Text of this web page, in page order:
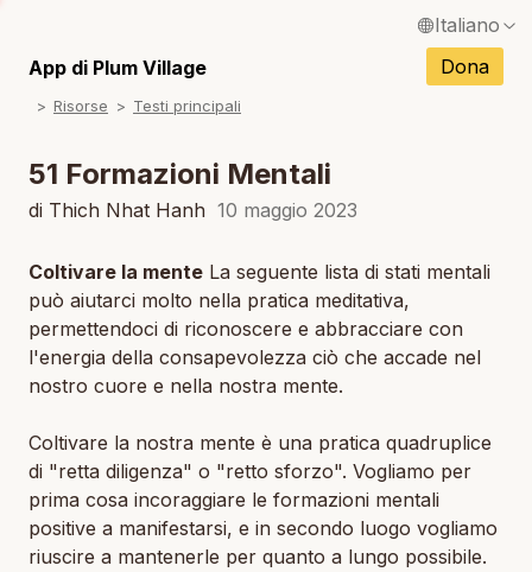
Italiano
Español / Spagnolo
Deutsch / Tedesco
Tiếng Việt / Vietnamita
ภาษาไทย / Tailandese
App di Plum Village Dona
Risorse Testi principali
51 Formazioni Mentali
di Thich Nhat Hanh 10 maggio 2023
Coltivare la mente La seguente lista di stati mentali
può aiutarci molto nella pratica meditativa,
permettendoci di riconoscere e abbracciare con
l'energia della consapevolezza ciò che accade nel
nostro cuore e nella nostra mente.
Coltivare la nostra mente è una pratica quadruplice
di "retta diligenza" o "retto sforzo". Vogliamo per
prima cosa incoraggiare le formazioni mentali
positive a manifestarsi, e in secondo luogo vogliamo
riuscire a mantenerle per quanto a lungo possibile.